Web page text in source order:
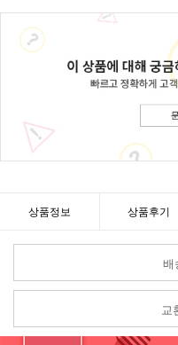
상품정보 상품후기
배
교